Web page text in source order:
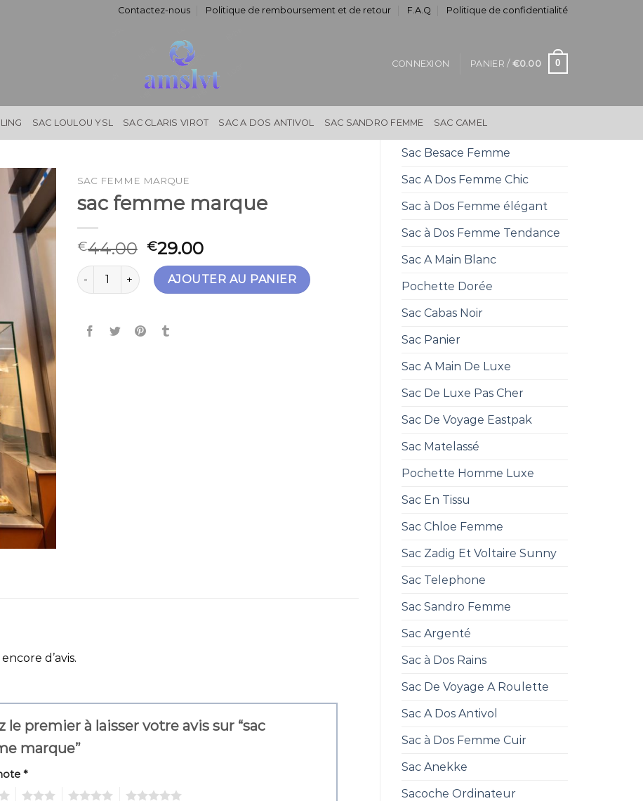
Contactez-nous Politique de remboursement et de retour F.A.Q Politique de confidentialité
CONNEXION PANIER / €0.00 0
SAC LOULOU YSL SAC CLARIS VIROT SAC A DOS ANTIVOL SAC SANDRO FEMME SAC CAMEL
Sac Besace Femme
Sac A Dos Femme Chic
Sac à Dos Femme élégant
Sac à Dos Femme Tendance
Sac A Main Blanc
Pochette Dorée
Sac Cabas Noir
Sac Panier
Sac A Main De Luxe
Sac De Luxe Pas Cher
Sac De Voyage Eastpak
Sac Matelassé
Pochette Homme Luxe
Sac En Tissu
Sac Chloe Femme
Sac Zadig Et Voltaire Sunny
Sac Telephone
Sac Sandro Femme
Sac Argenté
Sac à Dos Rains
Sac De Voyage A Roulette
Sac A Dos Antivol
Sac à Dos Femme Cuir
Sac Anekke
Sacoche Ordinateur
SAC FEMME MARQUE
sac femme marque
€44.00 €29.00
quantité de sac femme marque
AJOUTER AU PANIER
encore d’avis.
le premier à laisser votre avis sur “sac
marque”
*